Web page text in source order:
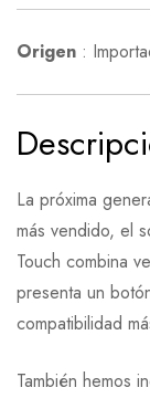
Origen :
La próxima
más vendido, el
Touch combina
presenta un
compatibilidad
También hemos